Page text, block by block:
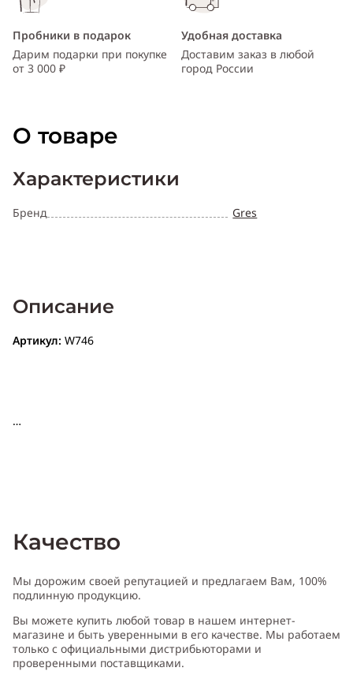
Пробники в подарок
Дарим подарки при покупке
от 3 000 ₽
Удобная доставка
Доставим заказ в любой
город России
О товаре
Характеристики
Бренд Gres
Описание
Артикул: W746
Качество
Мы дорожим своей репутацией и предлагаем Вам, 100%
подлинную продукцию.
Вы можете купить любой товар в нашем интернет-
магазине и быть уверенными в его качестве. Мы работаем
только с официальными дистрибьюторами и
проверенными поставщиками.